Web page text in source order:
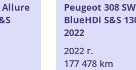
Allure
Peugeot 308
BlueHDi S&S
2022
2022 г.
177 478 km